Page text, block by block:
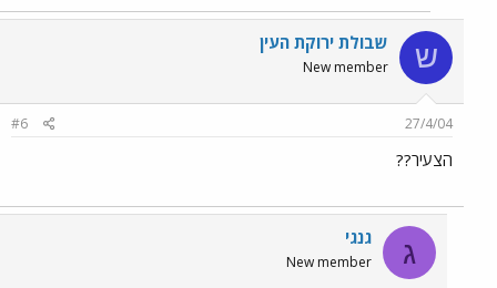
ש שבולת ירוקת העין
New member
27/4/04
#6
הצעיר??
ג גנגי
New member